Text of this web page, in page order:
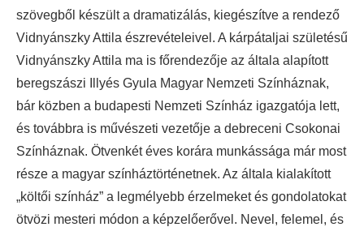
szövegből készült a dramatizálás, kiegészítve a rendező
Vidnyánszky Attila észrevételeivel. A kárpátaljai születésű
Vidnyánszky Attila ma is főrendezője az általa alapított
beregszászi Illyés Gyula Magyar Nemzeti Színháznak,
bár közben a budapesti Nemzeti Színház igazgatója lett,
és továbbra is művészeti vezetője a debreceni Csokonai
Színháznak. Ötvenkét éves korára munkássága már most
része a magyar színháztörténetnek. Az általa kialakított
„költői színház” a legmélyebb érzelmeket és gondolatokat
ötvözi mesteri módon a képzelőerővel. Nevel, felemel, és